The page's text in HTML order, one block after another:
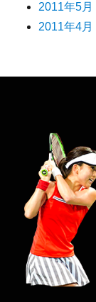
2011年5月
2011年4月